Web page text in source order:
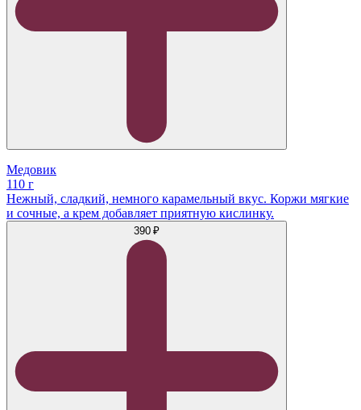
Медовик
110 г
Нежный, сладкий, немного карамельный вкус. Коржи мягкие
и сочные, а крем добавляет приятную кислинку.
390 ₽